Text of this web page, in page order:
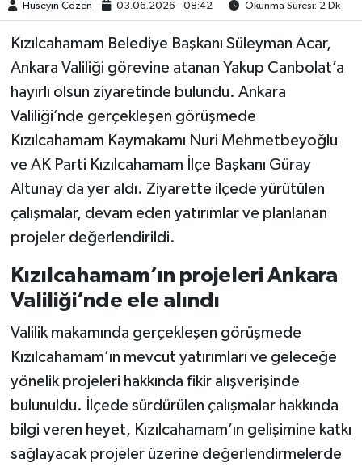
Hüseyin Çözen 03.06.2026 - 08:42 Okunma Süresi: 2 Dk
Kızılcahamam Belediye Başkanı Süleyman Acar,
Ankara Valiliği görevine atanan Yakup Canbolat’a
hayırlı olsun ziyaretinde bulundu. Ankara
Valiliği’nde gerçekleşen görüşmede
Kızılcahamam Kaymakamı Nuri Mehmetbeyoğlu
ve AK Parti Kızılcahamam İlçe Başkanı Güray
Altunay da yer aldı. Ziyarette ilçede yürütülen
çalışmalar, devam eden yatırımlar ve planlanan
projeler değerlendirildi.
Kızılcahamam’ın projeleri Ankara
Valiliği’nde ele alındı
Valilik makamında gerçekleşen görüşmede
Kızılcahamam’ın mevcut yatırımları ve geleceğe
yönelik projeleri hakkında fikir alışverişinde
bulunuldu. İlçede sürdürülen çalışmalar hakkında
bilgi veren heyet, Kızılcahamam’ın gelişimine katkı
sağlayacak projeler üzerine değerlendirmelerde